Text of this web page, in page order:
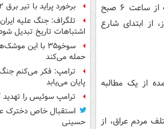
نجف منتقل خواهد شد. طبق برنامه‌ریزی صورت‌گرفته، مراسم رسمی در نجف از ساعت ۶ صبح
اصلی تشییع نیز از ساعت ۱۶ همان روز، از ابتدای شارع
از یک مطالبه
مردم عراق، از
برخورد پراید با تیر برق ۲ فوتی بر جای گذاشت
تلگراف: جنگ علیه
اشتباهات تاریخ تبدیل
سوخو۳۵ با این
حمله می‌کند
ترامپ: فکر می‌کنم جنگ
پایان می‌یابد
ترامپ سوئیس را تهدید
استقبال خاص دخترک
حسینی